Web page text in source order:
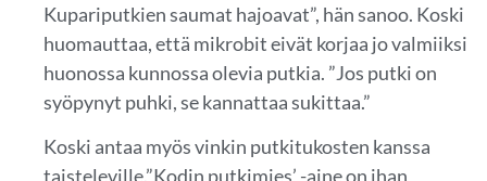
Kupariputkien saumat hajoavat”, hän sanoo. Koski
huomauttaa, että mikrobit eivät korjaa jo valmiiksi
huonossa kunnossa olevia putkia. ”Jos putki on
syöpynyt puhki, se kannattaa sukittaa.”
Koski antaa myös vinkin putkitukosten kanssa
taisteleville.”Kodin putkimies’ -aine on ihan